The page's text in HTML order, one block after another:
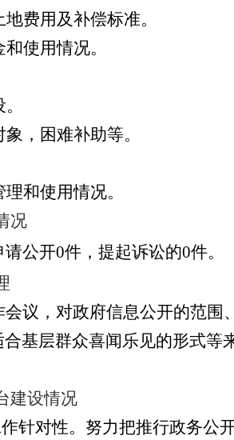
费用及补偿标准。
使用情况。
，困难补助等。
和使用情况。
况
请公开0件，提起诉讼的0件。
会议，对政府信息公开的范围
基层群众喜闻乐见的形式等
建设情况
针对性。努力把推行政务公